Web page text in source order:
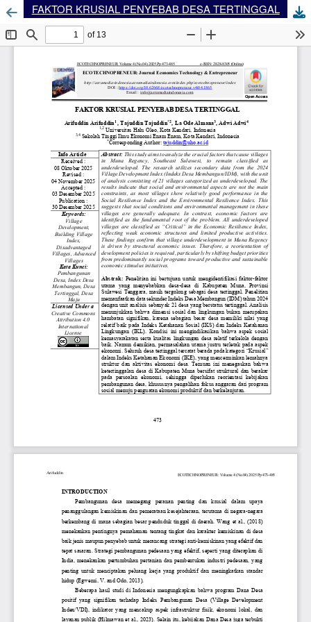
FAKTOR KRUSIAL PENYEBAB DESA TERTINGGAL